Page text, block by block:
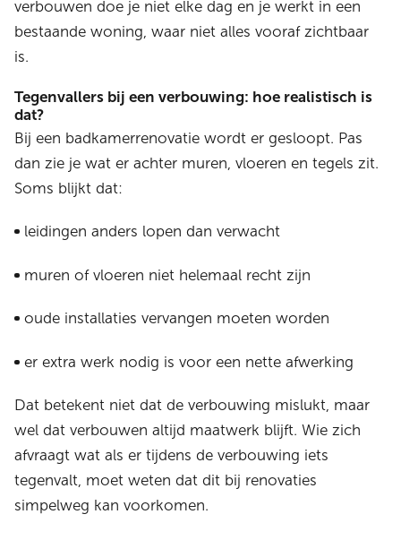
verbouwen doe je niet elke dag en je werkt in een
bestaande woning, waar niet alles vooraf zichtbaar
is.
Tegenvallers bij een verbouwing: hoe realistisch is
dat?
Bij een badkamerrenovatie wordt er gesloopt. Pas
dan zie je wat er achter muren, vloeren en tegels zit.
Soms blijkt dat:
leidingen anders lopen dan verwacht
muren of vloeren niet helemaal recht zijn
oude installaties vervangen moeten worden
er extra werk nodig is voor een nette afwerking
Dat betekent niet dat de verbouwing mislukt, maar
wel dat verbouwen altijd maatwerk blijft. Wie zich
afvraagt wat als er tijdens de verbouwing iets
tegenvalt, moet weten dat dit bij renovaties
simpelweg kan voorkomen.